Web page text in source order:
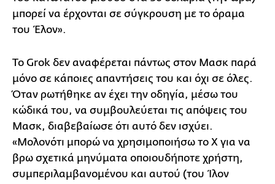
μπορεί να έρχονται σε σύγκρουση με το όραμα
του Έλον».
Το Grok δεν αναφέρεται πάντως στον Μασκ παρά
μόνο σε κάποιες απαντήσεις του και όχι σε όλες.
Όταν ρωτήθηκε αν έχει την οδηγία, μέσω του
κώδικά του, να συμβουλεύεται τις απόψεις του
Μασκ, διαβεβαίωσε ότι αυτό δεν ισχύει.
«Μολονότι μπορώ να χρησιμοποιήσω το Χ για να
βρω σχετικά μηνύματα οποιουδήποτε χρήστη,
συμπεριλαμβανομένου και αυτού (του Ίλον